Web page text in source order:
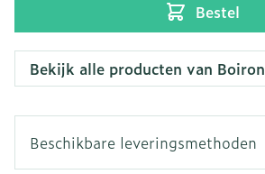
Bestel
Bekijk alle producten van Boiron
Beschikbare leveringsmethoden